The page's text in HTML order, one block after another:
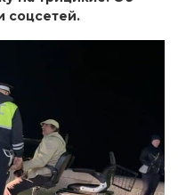
соцсетей.